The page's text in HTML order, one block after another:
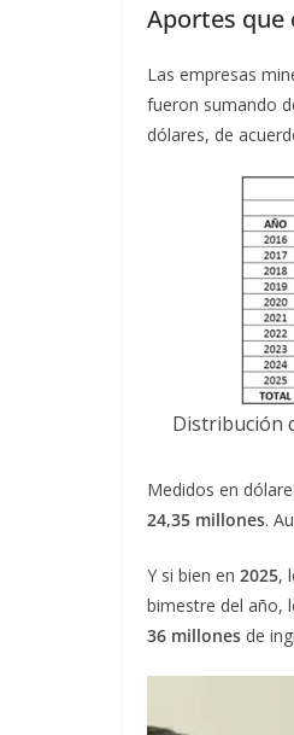
Aportes que
Las empresas
fueron sumando
dólares, de
Distribución
Medidos en
24,35 millones.
Y si bien en 2025,
bimestre del año,
36 millones de